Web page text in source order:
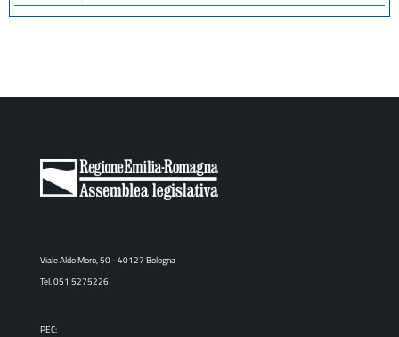
Viale Aldo Moro, 50 - 40127 Bologna
Tel. 051 5275226
PEC: